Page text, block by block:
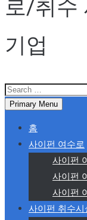
로/취수
기업
Search
for:Primary Menu
홈
사이펀 여수로
사이펀
사이펀
사이펀
사이펀 취수시